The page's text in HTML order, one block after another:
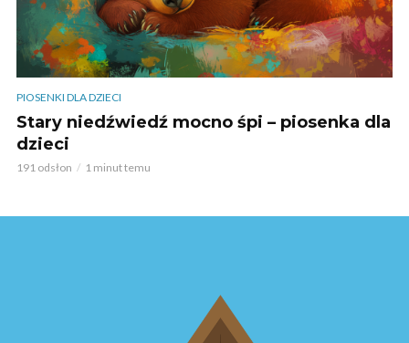
PIOSENKI DLA DZIECI
Stary niedźwiedź mocno śpi – piosenka dla
dzieci
191 odsłon 1 minut temu